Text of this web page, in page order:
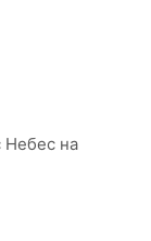
Небес на